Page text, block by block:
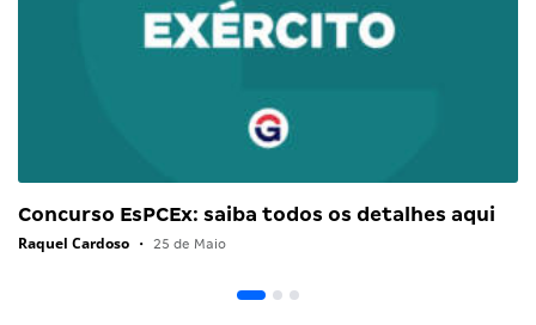
Concurso EsPCEx: saiba todos os detalhes aqui
Raquel Cardoso • 25 de Maio